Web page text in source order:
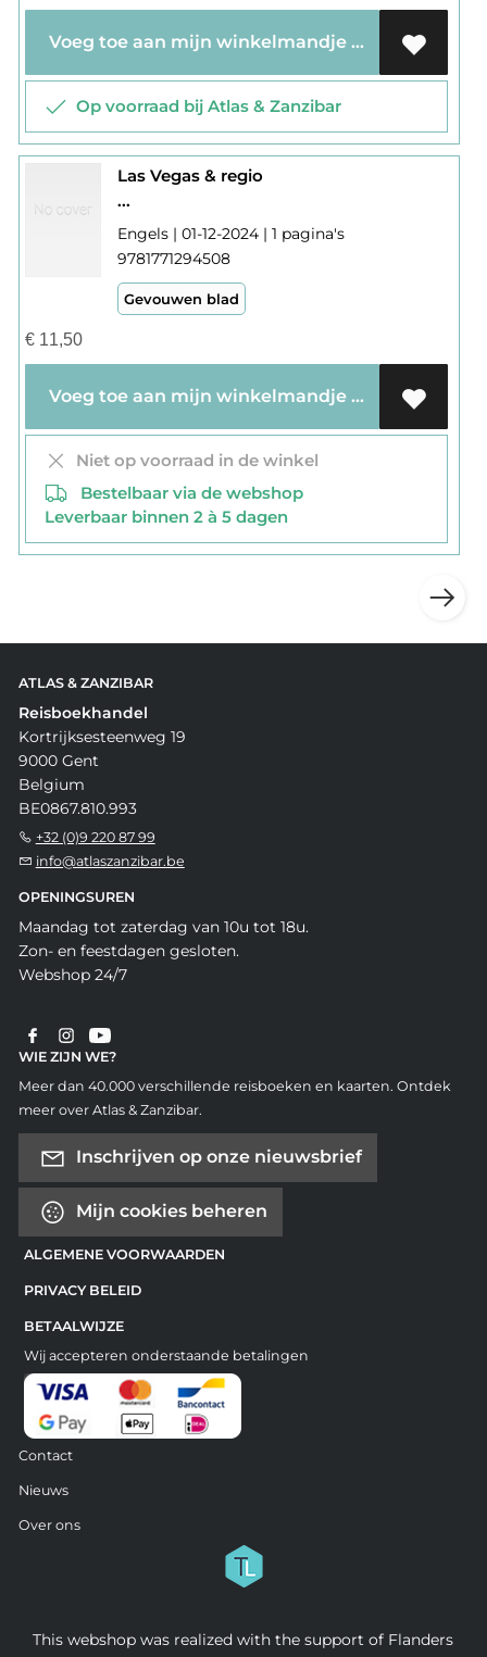
Voeg toe aan mijn winkelmandje
Op voorraad bij Atlas & Zanzibar
Las Vegas & regio
...
Engels | 01-12-2024 | 1 pagina's
9781771294508
Gevouwen blad
€11,50
Voeg toe aan mijn winkelmandje
Niet op voorraad in de winkel
Bestelbaar via de webshop
Leverbaar binnen 2 à 5 dagen
ATLAS & ZANZIBAR
Reisboekhandel
Kortrijksesteenweg 19
9000 Gent
Belgium
BE0867.810.993
+32 (0)9 220 87 99
info@atlaszanzibar.be
OPENINGSUREN
Maandag tot zaterdag van 10u tot 18u.
Zon- en feestdagen gesloten.
Webshop 24/7
WIE ZIJN WE?
Meer dan 40.000 verschillende reisboeken en kaarten. Ontdek
meer over Atlas & Zanzibar.
Inschrijven op onze nieuwsbrief
Mijn cookies beheren
ALGEMENE VOORWAARDEN
PRIVACY BELEID
BETAALWIJZE
Wij accepteren onderstaande betalingen
Contact
Nieuws
Over ons
This webshop was realized with the support of Flanders